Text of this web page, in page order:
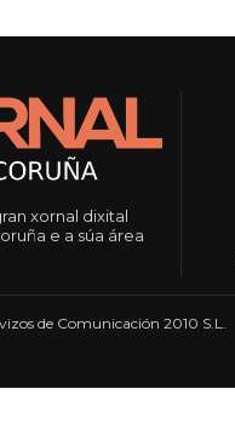
xornal dixital
e a súa área
de Comunicación 2010 S.L.